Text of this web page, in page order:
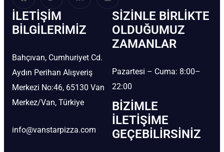
İLETIŞIM
BİLGILERIMIZ
Bahçıvan, Cumhuriyet Cd.
Aydın Perihan Alışveriş
Merkezi No:46, 65130 Van
Merkez/Van, Türkiye
info@vanstarpizza.com
SIZINLE BIRLIKTE
OLDUĞUMUZ
ZAMANLAR
Pazartesi – Cuma: 8:00–
22:00
BIZIMLE
İLETIŞIME
GEÇEBILIRSINIZ